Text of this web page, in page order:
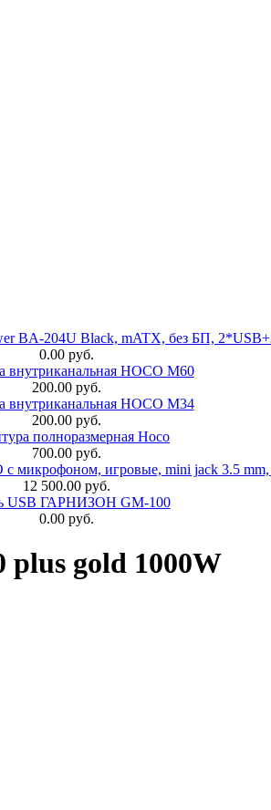
BA-204U Black, mATX, без БП,
0.00 руб.
внутриканальная HOCO M60
200.00 руб.
внутриканальная HOCO M34
200.00 руб.
полноразмерная Hoco
700.00 руб.
с микрофоном, игровые, mini jack 3.5
12 500.00 руб.
ГАРНИЗОН GM-100
0.00 руб.
plus gold 1000W